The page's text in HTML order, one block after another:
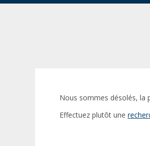
Nous sommes désolés, la
Effectuez plutôt une